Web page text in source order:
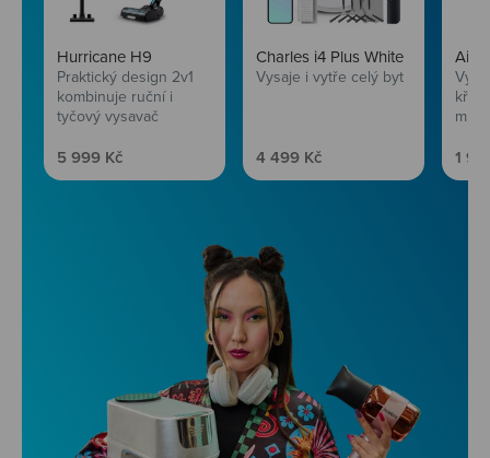
Hurricane H9
Praktický design 2v1
kombinuje ruční i
tyčový vysavač
Prodejní cena
5 999 Kč
Charles i4 Plus White
Vysaje i vytře celý byt
Prodejní cena
4 499 Kč 1